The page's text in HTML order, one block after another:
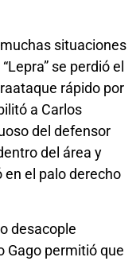
situaciones
se perdió el
rápido por
a Carlos
del defensor
del área y
en el palo derecho
desacople
Gago permitió que